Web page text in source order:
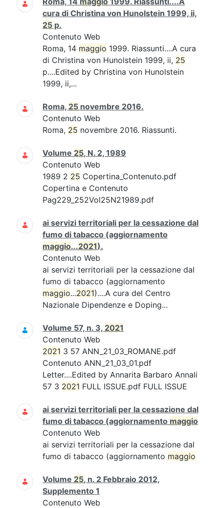
cura di Christina von Hunolstein 1999, ii,
25 p.
Contenuto Web
Roma, 14 maggio 1999. Riassunti....A cura
di Christina von Hunolstein 1999, ii, 25
p....Edited by Christina von Hunolstein
1999, ii,...
Roma, 25 novembre 2016.
Contenuto Web
Roma, 25 novembre 2016. Riassunti.
Volume 25, N. 2, 1989
Contenuto Web
1989 2 25 Copertina_Contenuto.pdf
Copertina e Contenuto
Pag229_252Vol25N21989.pdf
ai servizi territoriali per la cessazione dal
fumo di tabacco (aggiornamento
maggio...2021).
Contenuto Web
ai servizi territoriali per la cessazione dal
fumo di tabacco (aggiornamento
maggio...2021)....A cura del Centro
Nazionale Dipendenze e Doping...
Volume 57, n. 3, 2021
Contenuto Web
2021 3 57 ANN_21_03_ROMANE.pdf
Contenuto ANN_21_03_01.pdf
Letter....Edited by Annarita Barbaro Annali
57 3 2021 FULL ISSUE.pdf FULL ISSUE
ai servizi territoriali per la cessazione dal
fumo di tabacco (aggiornamento maggio
Contenuto Web
ai servizi territoriali per la cessazione dal
fumo di tabacco (aggiornamento maggio
Volume 25, n. 2 Febbraio 2012,
Supplemento 1
Contenuto Web